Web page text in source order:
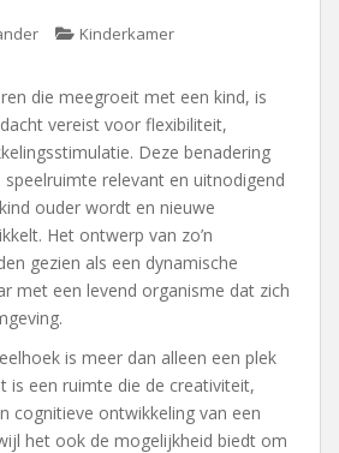
Kinderkamer
die meegroeit met een kind, is
vereist voor flexibiliteit,
Deze benadering
relevant en uitnodigend
ouder wordt en nieuwe
Het ontwerp van zo’n
gezien als een dynamische
met een levend organisme dat zich
is meer dan alleen een plek
is een ruimte die de creativiteit,
cognitieve ontwikkeling van een
het ook de mogelijkheid biedt om